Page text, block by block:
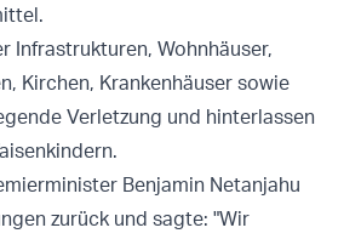
Infrastrukturen, Wohnhäuser,
Kirchen, Krankenhäuser sowie
Verletzung und hinterlassen
Benjamin Netanjahu
zurück und sagte: "Wir